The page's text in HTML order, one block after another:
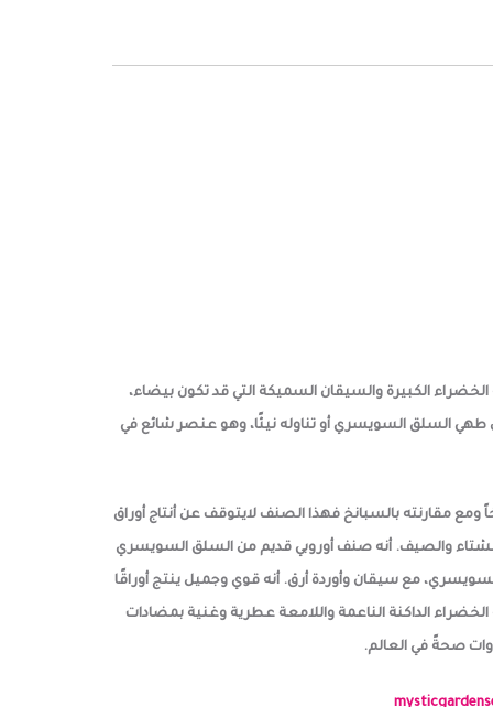
الكبيرة والسيقان السميكة التي قد تكون بيضاء،
السلق السويسري أو تناوله نيئًا، وهو عنصر شائع في
مقارنته بالسبانخ فهذا الصنف لايتوقف عن أنتاج أوراق
ينمو حتى 50 سم في السنة الأولى. ويمكن أن يستمر في الشتاء والصيف. أنه صنف أوروبي قديم من السلق السويسري
السويسري، مع سيقان وأوردة أرق. أنه قوي وجميل ينتج أوراقًا
الداكنة الناعمة واللامعة عطرية وغنية بمضادات
صحةً في العالم.